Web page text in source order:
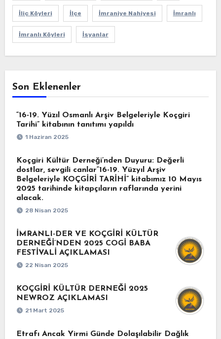
İliç Köyleri İlçe İmraniye Nahiyesi İmranlı
İmranlı Köyleri İsyanlar
Son Eklenenler
“16-19. Yüzıl Osmanlı Arşiv Belgeleriyle Koçgiri
Tarihi” kitabının tanıtımı yapıldı
1 Haziran 2025
Koçgiri Kültür Derneği’nden Duyuru: Değerli
dostlar, sevgili canlar“16-19. Yüzyıl Arşiv
Belgeleriyle KOÇGİRİ TARİHİ” kitabımız 10 Mayıs
2025 tarihinde kitapçıların raflarında yerini
alacak.
28 Nisan 2025
İMRANLI-DER VE KOÇGİRİ KÜLTÜR
DERNEĞİ’NDEN 2025 COGİ BABA
FESTİVALİ AÇIKLAMASI
22 Nisan 2025
KOÇGİRİ KÜLTÜR DERNEĞİ 2025
NEWROZ AÇIKLAMASI
21 Mart 2025
Etrafı Ancak Yirmi Günde Dolaşılabilir Dağlık